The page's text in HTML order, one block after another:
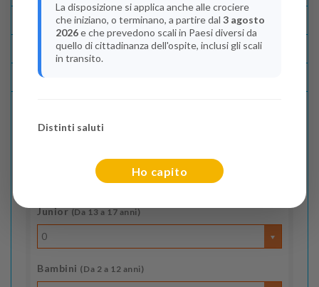
Condizioni
Recensioni
Indica il numero dei passeggeri
Junior(Da 13 a 17 anni)
0
Bambini (Da 2 a 12 anni)
La disposizione si applica anche alle crociere
che iniziano, o terminano, a partire dal 3 agosto
2026e che prevedono scali in Paesi diversi da
quello di cittadinanza dell'ospite, inclusi gli scali
in transito.
Distinti saluti
Ho capito